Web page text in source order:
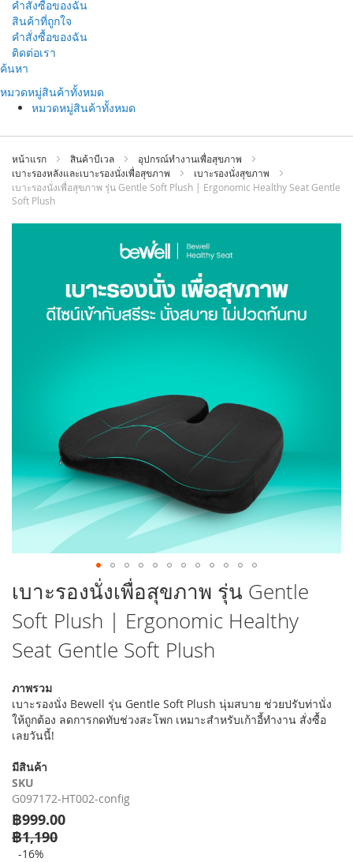
คำสั่งซื้อของฉัน
สินค้าที่ถูกใจ
คำสั่งซื้อของฉัน
ติดต่อเรา
ข้าม
ที่
เนื้อหา
ค้นหา
หมวดหมู่สินค้าทั้งหมด
หมวดหมู่สินค้าทั้งหมด
หน้าแรก สินค้าบีเวล
อุปกรณ์ทำงานเพื่อสุขภาพ
เบาะรองหลังและเบาะรองนั่งเพื่อสุขภาพ
เบาะรองนั่งสุขภาพ
เบาะรองนั่งเพื่อสุขภาพ รุ่น Gentle Soft Plush | Ergonomic Healthy Seat Gentle
Soft Plush
ข้าม
ไป
ที่
ส่วน
เริ่ม
ต้น
แกล
เลอ
รี
รูปภาพ
เบาะรองนั่งเพื่อสุขภาพ รุ่น Gentle
Soft Plush | Ergonomic Healthy
Seat Gentle Soft Plush
ภาพรวม
เบาะรองนั่ง Bewell รุ่น Gentle Soft Plush นุ่มสบาย ช่วยปรับท่านั่ง
ให้ถูกต้อง ลดการกดทับช่วงสะโพก เหมาะสำหรับเก้าอี้ทำงาน สั่งซื้อ
เลยวันนี้!
มีสินค้า
SKU
G097172-HT002-config
฿999.00
฿1,190
-16%